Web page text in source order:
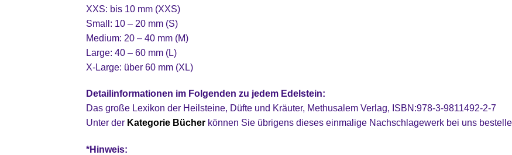
XXS: bis 10 mm (XXS)
Small: 10 – 20 mm (S)
Medium: 20 – 40 mm (M)
Large: 40 – 60 mm (L)
X-Large: über 60 mm (XL)
Detailinformationen im Folgenden zu jedem Edelstein:
Das große Lexikon der Heilsteine, Düfte und Kräuter, Methusalem Verlag, ISBN:978-3-9811492-2-7
Unter der Kategorie Bücher können Sie übrigens dieses einmalige Nachschlagewerk bei uns
*Hinweis: